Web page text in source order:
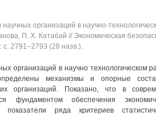
научных организаций в научно-
П. Х. Катабай // Экономическая
2791‒2793 (28 назв.).
организаций в научно технологическом
механизмы и опорные
организаций. Показано, что в
фундаментом обеспечения
показатели ряда критериев